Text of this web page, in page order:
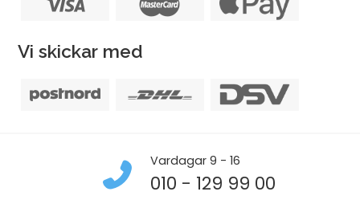
Vi skickar med
Vardagar 9 - 16
010 - 129 99 00